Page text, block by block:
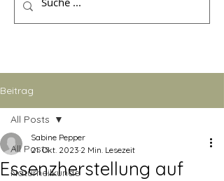
Beitrag
All Posts
Naturheilkunde
All Posts
Essenzherstellung auf
Sabine Pepper
21. Okt. 2023 2 Min. Lesezeit